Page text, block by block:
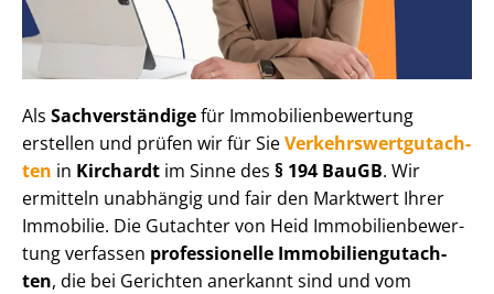
Als Sachverständigefür Im­mo­bi­li­en­be­wer­tung
erstellen und prüfen wir für SieVer­kehrs­wert­gut­ach­
ten in Kirchardt im Sinne des § 194 BauGB. Wir
ermitteln unabhängig und fair den Marktwert Ihrer
Immobilie. Die Gutachter von Heid Im­mo­bi­li­en­be­wer­
tung verfassen professionelle Im­mo­bi­li­en­gut­ach­
ten, die bei Gerichten anerkannt sind und vom